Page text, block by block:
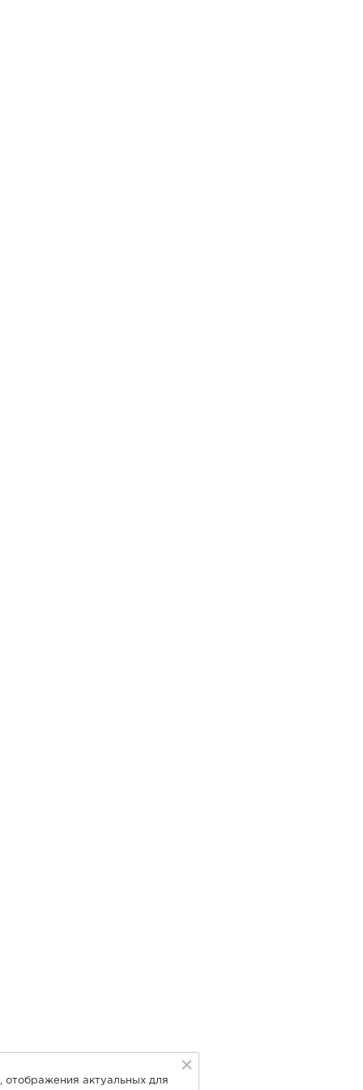
отображения актуальных для